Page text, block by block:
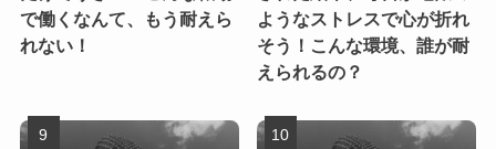
で働くなんて、もう耐えら
れない！
ようなストレスで心が折れ
そう！こんな環境、誰が耐
えられるの？